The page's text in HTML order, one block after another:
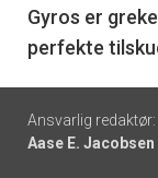
6
Gyros er
perfekte
Footer
-
Ansvarlig redaktør:
Aase E. Jacobsen